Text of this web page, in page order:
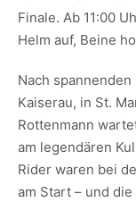
Finale. Ab 11:00
Helm auf, Beine
Nach
Kaiserau, in St.
Rottenmann
am legendären
Rider waren bei
am Start – und